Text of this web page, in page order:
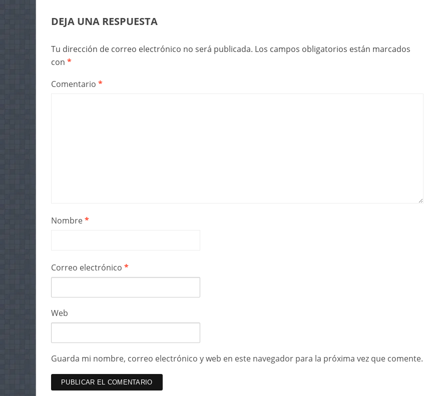
DEJA UNA RESPUESTA
Tu dirección de correo electrónico no será publicada. Los campos obligatorios están marcados
con *
Comentario *
Nombre*
Correo electrónico *
Web
Guarda mi nombre, correo electrónico y web en este navegador para la próxima vez que comente.